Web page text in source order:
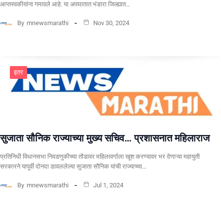
आप्तस्वकीयांना गमावले आहे. या अपघातात भंडारा जिल्ह्यात…
By mnewsmarathi Nov 30, 2024
इतर
सुजाता सौनिक राज्याच्या मुख्य सचिव… प्रशासनात महिलाराज
प्रतिनिधी विधानसभा निवडणुकीच्या तोंडावर महिलावर्गाला खूश करण्यावर भर देणाऱ्या महायुती
सरकारने यापूर्वी दोनदा डावललेल्या सुजाता सौनिक यांची राज्याच्या…
By mnewsmarathi Jul 1, 2024